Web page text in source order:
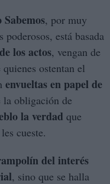
, por muy
poderosos, está basada
los actos, vengan de
ostentan el
envueltas en papel de
obligación de
la verdad que
cueste.
del interés
, sino que se halla